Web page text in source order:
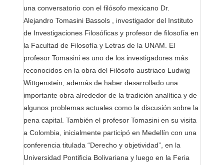
una conversatorio con el filósofo mexicano Dr.
Alejandro Tomasini Bassols , investigador del Instituto
de Investigaciones Filosóficas y profesor de filosofía en
la Facultad de Filosofía y Letras de la UNAM. El
profesor Tomasini es uno de los investigadores más
reconocidos en la obra del Filósofo austriaco Ludwig
Wittgenstein, además de haber desarrollado una
importante obra alrededor de la tradición analítica y de
algunos problemas actuales como la discusión sobre la
pena capital. También el profesor Tomasini en su visita
a Colombia, inicialmente participó en Medellín con una
conferencia titulada “Derecho y objetividad”, en la
Universidad Pontificia Bolivariana y luego en la Feria